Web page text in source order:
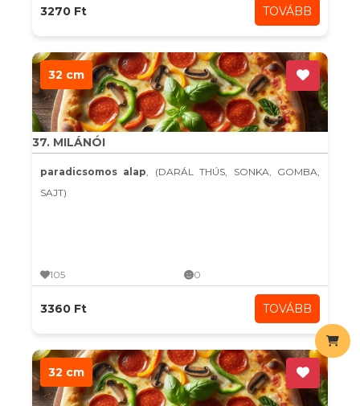
3270 Ft TOVÁBB
32 cm
37. MILÁNÓI
paradicsomos alap, (DARÁL THÚS, SONKA, GOMBA,
SAJT)
105 0
3360 Ft TOVÁBB
32 cm